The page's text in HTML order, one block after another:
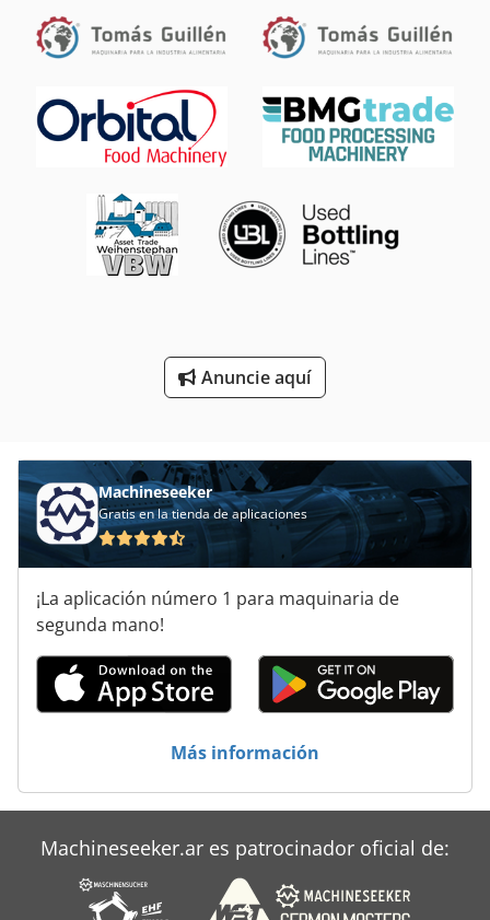
Dosificador De
Evaporador De
Invernaderos De
Planta De Destilería
Plantas De Destilación
Precintadora De
Sistema De Extracción De
Transporte De
Anuncie aquí
Machineseeker
Gratis en la tienda de aplicaciones
¡La aplicación número 1 para maquinaria de
segunda mano!
Más información
Machineseeker.ar es patrocinador oficial de: